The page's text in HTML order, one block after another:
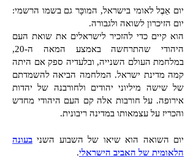
יום אֵבֶל לאומי בישראל, המוכָּר גם בשמו הרשמי:
יום הזיכרון לשואה ולגבורה.
הוא קיים כדי להזכיר לישראלים את שואת העם
היהודי שהתרחשה באמצע המאה ה-20,
במלחמת העולם השנייה, ובלעדיה ספק אם היתה
קמה מדינת ישראל. המלחמה הביאה להשמדתם
של שישה מיליוני יהודים ולחורבנה של יהדות
אירופה. על חורבות אלה קם העם היהודי מחדש
והכריז על עצמאותו במדינה ריבונית.
יום השואה הוא שיאו של השבוע השני בעונה
הלאומית של האביב הישראלי.